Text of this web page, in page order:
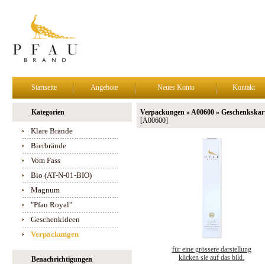
Startseite Angebote Neues Konto Kontakt
Kategorien
Klare Brände
Bierbrände
Vom Fass
Bio (AT-N-01-BIO)
Magnum
"Pfau Royal"
Geschenkideen
Verpackungen
Benachrichtigungen
Verpackungen » A00600 »
[A00600]
für eine grössere darstellung
klicken sie auf das bild.